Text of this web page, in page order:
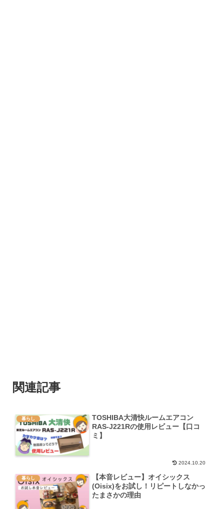
関連記事
暮らし
TOSHIBA大清快ルームエアコン
RAS-J221Rの使用レビュー【口コ
ミ】
2024.10.20
暮らし
【本音レビュー】オイシックス
(Oisix)をお試し！リピートしなかっ
たまさかの理由